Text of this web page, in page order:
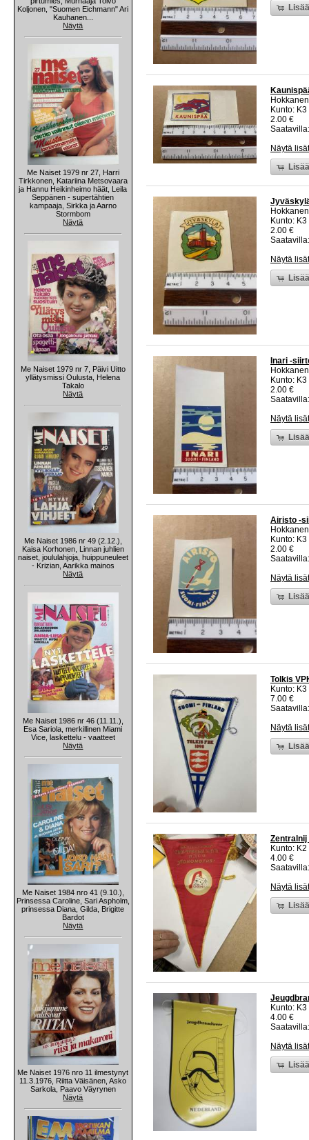
Koljonen, "Suomen Eichmann" Ari
Kauhanen...
Näytä
Me Naiset 1979 nr 27, Harri
Tirkkonen, Katariina Metsovaara
ja Hannu Heikinheimo häät, Leila
Seppänen - supertähtien
kampaaja, Sirkka ja Aarno
Stormbom
Näytä
Me Naiset 1979 nr 7, Päivi Uitto
yllätysmissi Oulusta, Helena
Takalo
Näytä
Me Naiset 1986 nr 49 (2.12.),
Kaisa Korhonen, Linnan juhlien
naiset, joululahjoja, huippuneuleet
- Krizian, Aarikka mainos
Näytä
Me Naiset 1986 nr 46 (11.11.),
Esa Sariola, merkillinen Miami
Vice, laskettelu - vaatteet
Näytä
Me Naiset 1984 nro 41 (9.10.),
Prinsessa Caroline, Sari Aspholm,
prinsessa Diana, Gilda, Brigitte
Bardot
Näytä
Me Naiset 1976 nro 11 ilmestynyt
11.3.1976, Riitta Väisänen, Asko
Sarkola, Paavo Väyrynen
Näytä
Kunto:
2.00 €
Näytä
Kunto:
2.00 €
Näytä
Inari -
Kunto:
2.00 €
Näytä
Airisto -
Kunto:
2.00 €
Näytä
Tolkis
Kunto:
7.00 €
Näytä
Zentralnij
Kunto:
4.00 €
Näytä
Kunto:
4.00 €
Näytä